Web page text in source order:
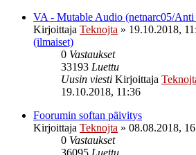
VA - Mutable Audio (netnarc05/Anti
Kirjoittaja Teknojta » 19.10.2018,
(ilmaiset)
0 Vastaukset
33193 Luettu
Uusin viesti Kirjoittaja
19.10.2018, 11:36
Foorumin softan päivitys
Kirjoittaja Teknojta » 08.08.2018,
0 Vastaukset
36095 Luettu